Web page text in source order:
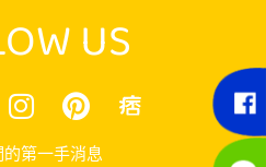
US
第一手消息